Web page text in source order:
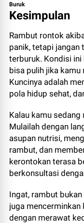
Buruk
Kesimpulan
Rambut rontok
panik, tetapi jangan
terburuk. Kondisi ini
bisa pulih jika kamu
Kuncinya adalah
pola hidup sehat,
Kalau kamu sedang
Mulailah dengan
asupan nutrisi,
rambut, dan
kerontokan terasa
berkonsultasi
Ingat, rambut
juga mencerminkan
dengan merawat